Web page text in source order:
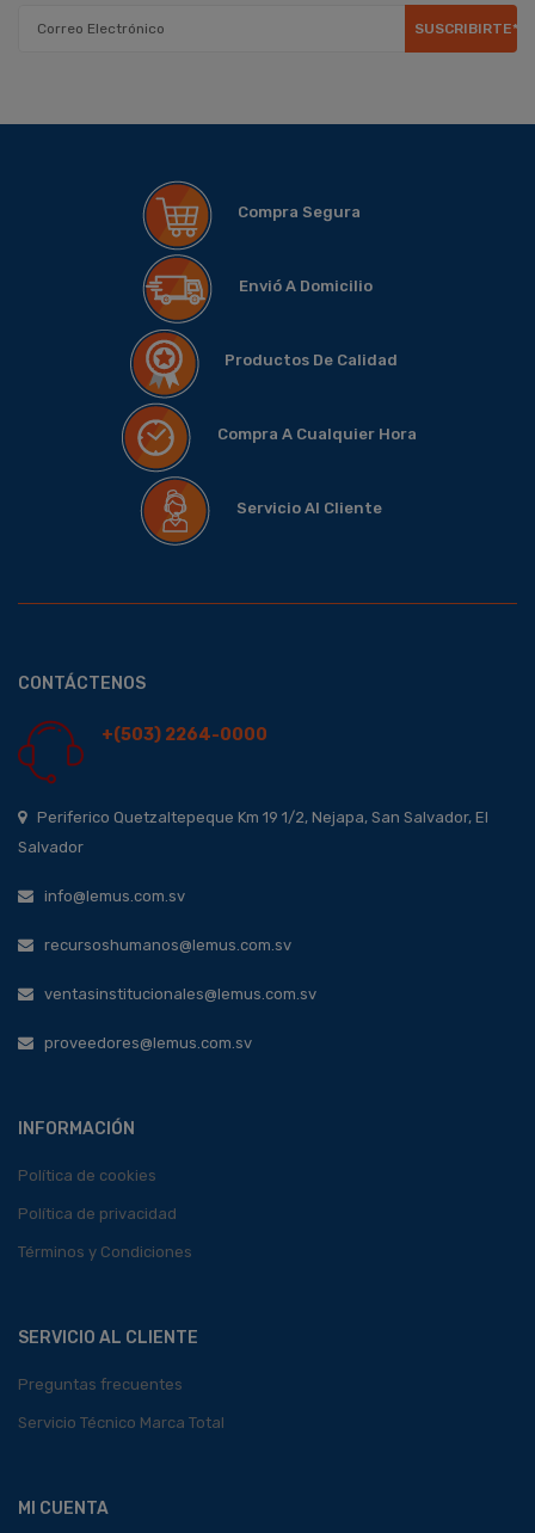
SUSCRIBIRTE*
Compra Segura
Envió A Domicilio
Productos De Calidad
Compra A Cualquier Hora
Servicio Al Cliente
CONTÁCTENOS
+(503) 2264-0000
Periferico Quetzaltepeque Km 19 1/2, Nejapa, San Salvador, El
Salvador
info@lemus.com.sv
recursoshumanos@lemus.com.sv
ventasinstitucionales@lemus.com.sv
proveedores@lemus.com.sv
INFORMACIÓN
Política de cookies
Política de privacidad
Términos y Condiciones
SERVICIO AL CLIENTE
Preguntas frecuentes
Servicio Técnico Marca Total
MI CUENTA